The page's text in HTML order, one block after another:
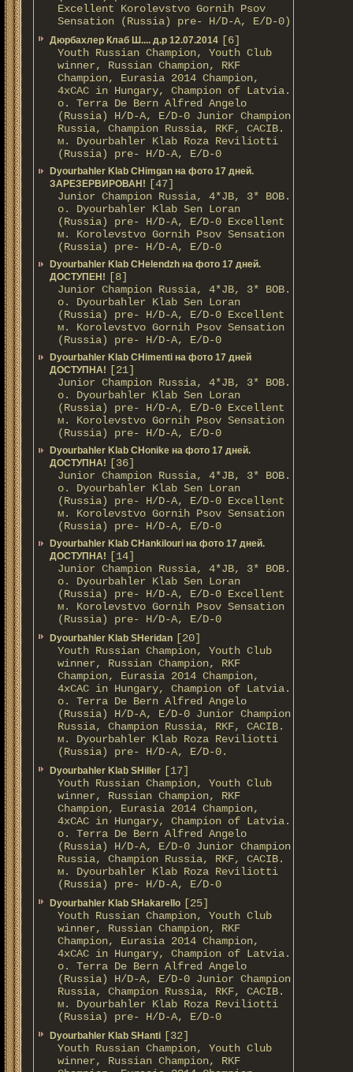
Excellent Korolevstvo Gornih Psov
Sensation (Russia) pre- H/D-A, E/D-0)
Дюрбахлер Клаб Ш.... д.р 12.07.2014 [6]
Youth Russian Champion, Youth Club
winner, Russian Champion, RKF
Champion, Eurasia 2014 Champion,
4xCAC in Hungary, Champion of Latvia.
о. Terra De Bern Alfred Angelo
(Russia) H/D-A, E/D-0 Junior Champion
Russia, Champion Russia, RKF, CACIB.
м. Dyourbahler Klab Roza Reviliotti
(Russia) pre- H/D-A, E/D-0
Dyourbahler Klab CHimgan на фото 17 дней.
ЗАРЕЗЕРВИРОВАН!
[47]
Junior Champion Russia, 4*JB, 3* BOB.
о. Dyourbahler Klab Sen Loran
(Russia) pre- H/D-A, E/D-0 Excellent
м. Korolevstvo Gornih Psov Sensation
(Russia) pre- H/D-A, E/D-0
Dyourbahler Klab CHelendzh на фото 17 дней.
ДОСТУПЕН!
[8]
Junior Champion Russia, 4*JB, 3* BOB.
о. Dyourbahler Klab Sen Loran
(Russia) pre- H/D-A, E/D-0 Excellent
м. Korolevstvo Gornih Psov Sensation
(Russia) pre- H/D-A, E/D-0
Dyourbahler Klab CHimenti на фото 17 дней
ДОСТУПНА!
[21]
Junior Champion Russia, 4*JB, 3* BOB.
о. Dyourbahler Klab Sen Loran
(Russia) pre- H/D-A, E/D-0 Excellent
м. Korolevstvo Gornih Psov Sensation
(Russia) pre- H/D-A, E/D-0
Dyourbahler Klab CHonike на фото 17 дней.
ДОСТУПНА!
[36]
Junior Champion Russia, 4*JB, 3* BOB.
о. Dyourbahler Klab Sen Loran
(Russia) pre- H/D-A, E/D-0 Excellent
м. Korolevstvo Gornih Psov Sensation
(Russia) pre- H/D-A, E/D-0
Dyourbahler Klab CHankilouri на фото 17 дней.
ДОСТУПНА!
[14]
Junior Champion Russia, 4*JB, 3* BOB.
о. Dyourbahler Klab Sen Loran
(Russia) pre- H/D-A, E/D-0 Excellent
м. Korolevstvo Gornih Psov Sensation
(Russia) pre- H/D-A, E/D-0
Dyourbahler Klab SHeridan [20]
Youth Russian Champion, Youth Club
winner, Russian Champion, RKF
Champion, Eurasia 2014 Champion,
4xCAC in Hungary, Champion of Latvia.
о. Terra De Bern Alfred Angelo
(Russia) H/D-A, E/D-0 Junior Champion
Russia, Champion Russia, RKF, CACIB.
м. Dyourbahler Klab Roza Reviliotti
(Russia) pre- H/D-A, E/D-0.
Dyourbahler Klab SHiller [17]
Youth Russian Champion, Youth Club
winner, Russian Champion, RKF
Champion, Eurasia 2014 Champion,
4xCAC in Hungary, Champion of Latvia.
о. Terra De Bern Alfred Angelo
(Russia) H/D-A, E/D-0 Junior Champion
Russia, Champion Russia, RKF, CACIB.
м. Dyourbahler Klab Roza Reviliotti
(Russia) pre- H/D-A, E/D-0
Dyourbahler Klab SHakarello [25]
Youth Russian Champion, Youth Club
winner, Russian Champion, RKF
Champion, Eurasia 2014 Champion,
4xCAC in Hungary, Champion of Latvia.
о. Terra De Bern Alfred Angelo
(Russia) H/D-A, E/D-0 Junior Champion
Russia, Champion Russia, RKF, CACIB.
м. Dyourbahler Klab Roza Reviliotti
(Russia) pre- H/D-A, E/D-0
Dyourbahler Klab SHanti [32]
Youth Russian Champion, Youth Club
winner, Russian Champion, RKF